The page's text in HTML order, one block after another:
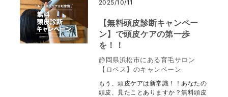
2025/10/11
【無料頭皮診断キャンペー
ン】で頭皮ケアの第一歩
を！！
静岡県浜松市にある育毛サロン
【ロペス】のキャンペーン
もう、頭皮ケアは新常識！！あなたの
頭皮、見たことありますか？無料頭皮